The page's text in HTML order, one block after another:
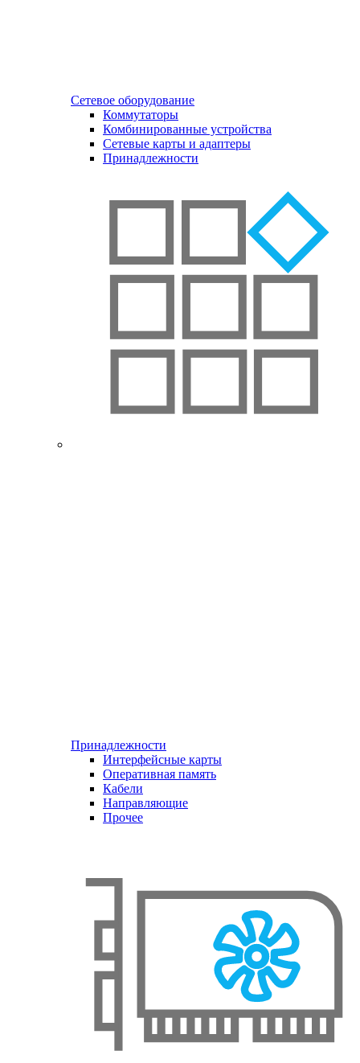
Сетевое оборудование
Коммутаторы
Комбинированные устройства
Сетевые карты и адаптеры
Принадлежности
Принадлежности
Интерфейсные карты
Оперативная память
Кабели
Направляющие
Прочее